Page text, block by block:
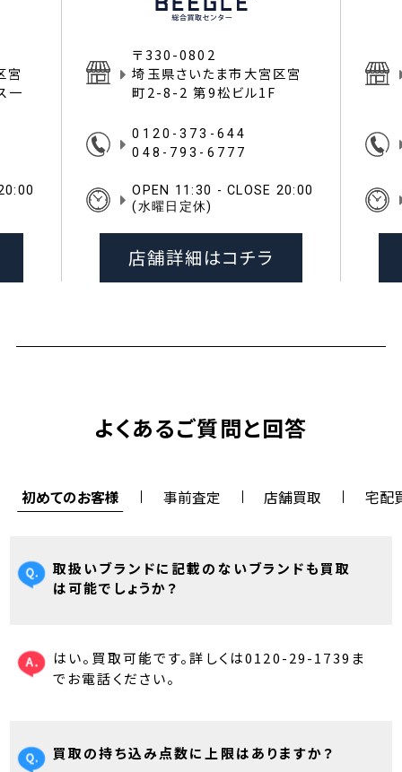
宮
一
〒330-0802
埼玉県さいたま市大宮区宮
町2-8-2 第9松ビル1F
0120-373-644
048-793-6777
OPEN 11:30 - CLOSE 20:00
(水曜日定休)
店舗詳細はコチラ
よくあるご質問と回答
初めてのお客様 事前査定 店舗買取 宅配
取扱いブランドに記載のないブランドも買取
は可能でしょうか？
はい。買取可能です。詳しくは0120-29-1739ま
でお電話ください。
買取の持ち込み点数に上限はありますか？